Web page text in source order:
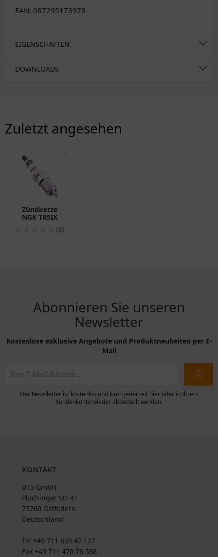
EAN: 087295173978
EIGENSCHAFTEN
DOWNLOADS
Zuletzt angesehen
✅
Zündkerze
NGK TR5IX
(0)
Abonnieren Sie unseren
Newsletter
Kostenlose exklusive Angebote und Produktneuheiten per E-
Mail
Der Newsletter ist kostenlos und kann jederzeit hier oder in Ihrem
Kundenkonto wieder abbestellt werden.
KONTAKT
BTS GmbH
Plochinger Str 41
73760 Ostfildern
Deutschland
Tel +49 711 633 47 127
Fax +49 711 470 76 588